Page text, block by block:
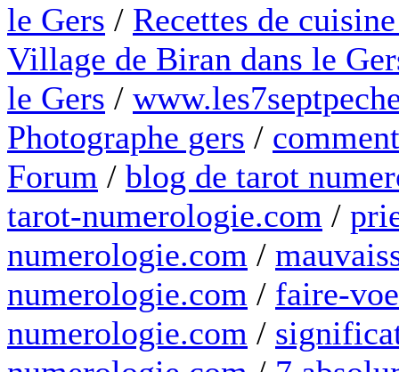
le Gers / Recettes de
Village de Biran dans le
le Gers /
Photographe gers /
Forum / blog de tarot
tarot-numerologie.com /
numerologie.com /
numerologie.com / faire-
numerologie.com /